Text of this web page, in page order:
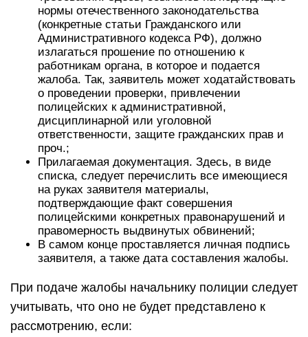
нормы отечественного законодательства
(конкретные статьи Гражданского или
Административного кодекса РФ), должно
излагаться прошение по отношению к
работникам органа, в которое и подается
жалоба. Так, заявитель может ходатайствовать
о проведении проверки, привлечении
полицейских к административной,
дисциплинарной или уголовной
ответственности, защите гражданских прав и
проч.;
Прилагаемая документация. Здесь, в виде
списка, следует перечислить все имеющиеся
на руках заявителя материалы,
подтверждающие факт совершения
полицейскими конкретных правонарушений и
правомерность выдвинутых обвинений;
В самом конце проставляется личная подпись
заявителя, а также дата составления жалобы.
При подаче жалобы начальнику полиции следует
учитывать, что оно не будет представлено к
рассмотрению, если: